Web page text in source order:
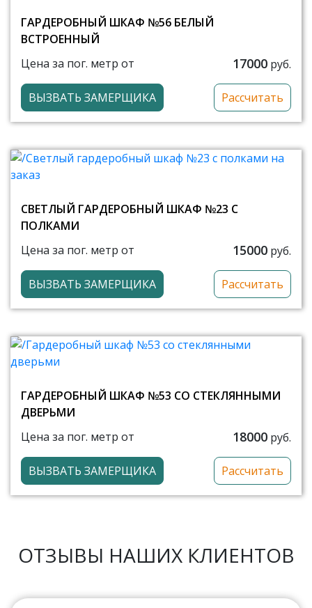
ГАРДЕРОБНЫЙ ШКАФ №56 БЕЛЫЙ
ВСТРОЕННЫЙ
Цена за пог. метр от
17000 руб.
ВЫЗВАТЬ ЗАМЕРЩИКА Рассчитать
СВЕТЛЫЙ ГАРДЕРОБНЫЙ ШКАФ №23 С
ПОЛКАМИ
Цена за пог. метр от
15000 руб.
ВЫЗВАТЬ ЗАМЕРЩИКА Рассчитать
ГАРДЕРОБНЫЙ ШКАФ №53 СО СТЕКЛЯННЫМИ
ДВЕРЬМИ
Цена за пог. метр от
18000 руб.
ВЫЗВАТЬ ЗАМЕРЩИКА Рассчитать
ОТЗЫВЫ НАШИХ КЛИЕНТОВ